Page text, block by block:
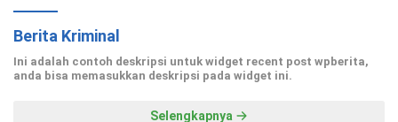
Berita Kriminal
Ini adalah contoh deskripsi untuk widget recent post wpberita,
anda bisa memasukkan deskripsi pada widget ini.
Selengkapnya